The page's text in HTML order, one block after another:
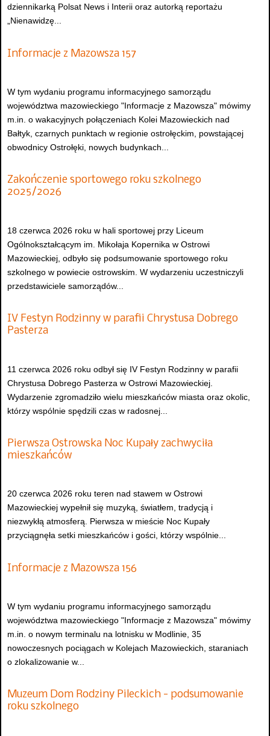
dziennikarką Polsat News i Interii oraz autorką reportażu
„Nienawidzę...
Informacje z Mazowsza 157
W tym wydaniu programu informacyjnego samorządu
województwa mazowieckiego "Informacje z Mazowsza" mówimy
m.in. o wakacyjnych połączeniach Kolei Mazowieckich nad
Bałtyk, czarnych punktach w regionie ostrołęckim, powstającej
obwodnicy Ostrołęki, nowych budynkach...
Zakończenie sportowego roku szkolnego
2025/2026
18 czerwca 2026 roku w hali sportowej przy Liceum
Ogólnokształcącym im. Mikołaja Kopernika w Ostrowi
Mazowieckiej, odbyło się podsumowanie sportowego roku
szkolnego w powiecie ostrowskim. W wydarzeniu uczestniczyli
przedstawiciele samorządów...
IV Festyn Rodzinny w parafii Chrystusa Dobrego
Pasterza
11 czerwca 2026 roku odbył się IV Festyn Rodzinny w parafii
Chrystusa Dobrego Pasterza w Ostrowi Mazowieckiej.
Wydarzenie zgromadziło wielu mieszkańców miasta oraz okolic,
którzy wspólnie spędzili czas w radosnej...
Pierwsza Ostrowska Noc Kupały zachwyciła
mieszkańców
20 czerwca 2026 roku teren nad stawem w Ostrowi
Mazowieckiej wypełnił się muzyką, światłem, tradycją i
niezwykłą atmosferą. Pierwsza w mieście Noc Kupały
przyciągnęła setki mieszkańców i gości, którzy wspólnie...
Informacje z Mazowsza 156
W tym wydaniu programu informacyjnego samorządu
województwa mazowieckiego "Informacje z Mazowsza" mówimy
m.in. o nowym terminalu na lotnisku w Modlinie, 35
nowoczesnych pociągach w Kolejach Mazowieckich, staraniach
o zlokalizowanie w...
Muzeum Dom Rodziny Pileckich - podsumowanie
roku szkolnego